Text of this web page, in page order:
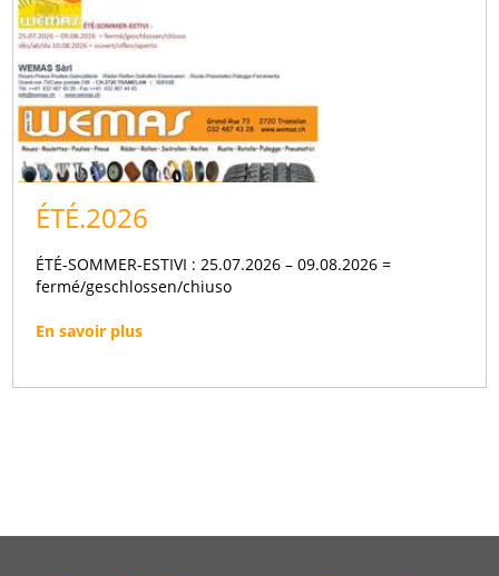
ÉTÉ.2026
ÉTÉ-SOMMER-ESTIVI : 25.07.2026 – 09.08.2026 =
fermé/geschlossen/chiuso
En savoir plus